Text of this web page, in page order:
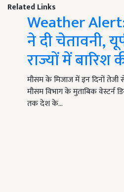
Related Links
Weather
ने दी चेतावनी,
राज्यों में बारिश
मौसम के मिजाज में इन दिनों तेजी
मौसम विभाग के मुताबिक वेस्टर्न
तक देश के…